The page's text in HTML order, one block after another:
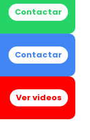
Contactar
Contactar
Ver videos